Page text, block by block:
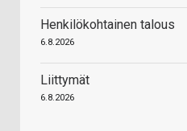
Henkilökohtainen talous
6.8.2026
Liittymät
6.8.2026